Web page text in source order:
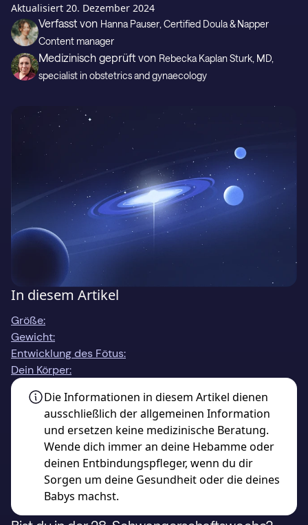
Geschenkkarte
Support
JETZT BEI
Aktualisiert 20. Dezember 2024
Verfasst von Hanna Pauser , Certified Doula & Napper
Content manager
Medizinisch geprüft von Rebecka Kaplan Sturk , MD,
specialist in obstetrics and gynaecology
In diesem Artikel
Größe:
Gewicht:
Entwicklung des Fötus:
Dein Körper:
Die Informationen in diesem Artikel dienen
ausschließlich der allgemeinen Information
und ersetzen keine medizinische Beratung.
Wende dich immer an deine Hebamme oder
deinen Entbindungspfleger, wenn du dir
Sorgen um deine Gesundheit oder die deines
Babys machst.